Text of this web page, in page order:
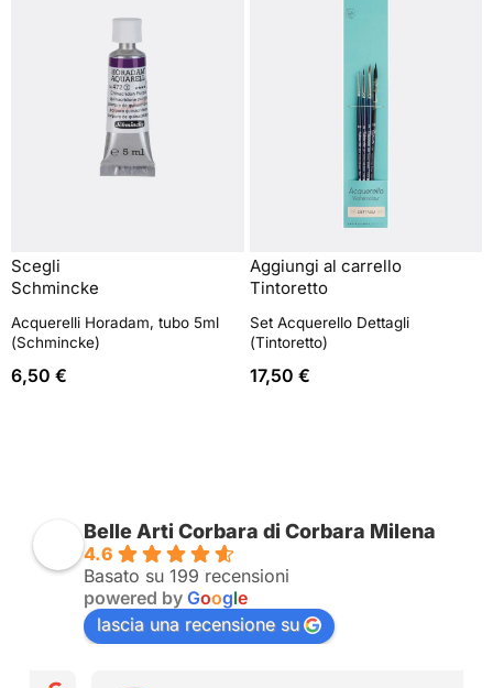
Scegli
Schmincke
Acquerelli Horadam, tubo 5ml
(Schmincke)
6,50 €
Aggiungi al carrello
Tintoretto
Set Acquerello Dettagli
(Tintoretto)
17,50 €
Belle Arti Corbara di Corbara Milena
4.6
Basato su 199 recensioni
powered by Google
lascia una recensione su